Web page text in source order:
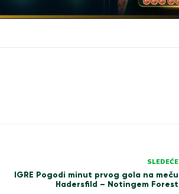
SLEDEĆE
IGRE Pogodi minut prvog gola na meču
Hadersfild – Notingem Forest